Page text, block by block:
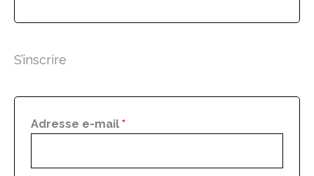
S’inscrire
Adresse e-mail *